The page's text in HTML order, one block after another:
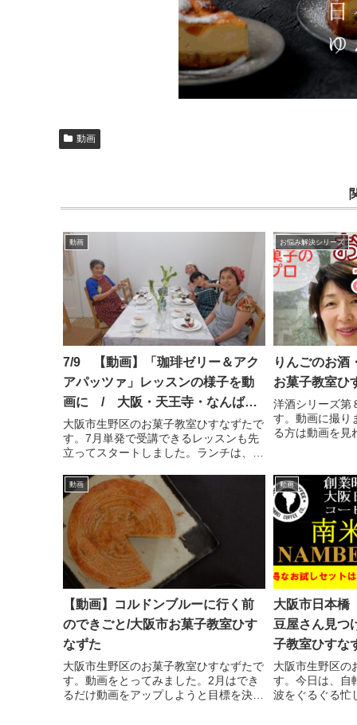
動画
動画
7/9 【動画】「珈琲ゼリー＆アク
アパッツァ」レッスンの様子を動
画に / 大阪・天王寺・なんば
お菓子教室ひすなずた
大阪市生野区のお菓子教室ひすなずたで
す。7月単発で受講できるレッスンも先
立ってスタートしました。ランチは、一
で、生徒さんが動画にしてくれました。
私も映っているので、レッスンの様子が
よくわかります！4人以上...
お悩み解決シリーズ
りんごのお
お菓子教室ひ
洋酒シリーズ第
す。動画に撮り
る方は動画を見
スと呼ぶそうで
は、グヨカルバ
動画
【動画】コルドンブルーに行く前
のできごと/大阪市お菓子教室ひす
なずた
大阪市生野区のお菓子教室ひすなずたで
す。動画をとってみました。2月はでき
るだけ動画をアップしようと目標を決め
動画
大阪市日本
豆屋さん見つ
子教室ひすな
大阪市生野区の
す。今日は、自
波をぐるぐる忙